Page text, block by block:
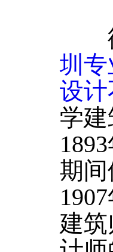
彼
圳
设计
学建
期
建